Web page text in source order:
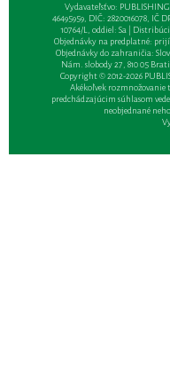
Vydavateľsťvo:
46495959, DIČ: 2820016078, IČ
10764/L, oddiel: Sa |
Objednávky na predplatné:
Objednávky do zahraničia:
Nám. slobody 27, 810 05
Copyright © 2012-2026
Akékoľvek
predchádzajúcim súhlasom
neobjednané